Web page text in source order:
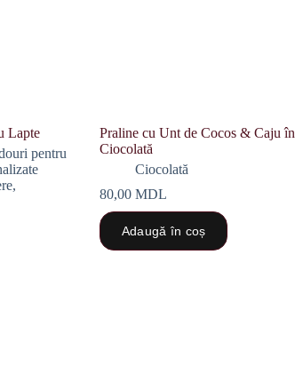
Lapte
pentru
,
Praline cu Unt de Cocos & Caju în
Ciocolată
Ciocolată
80,00 MDL
Adaugă în coș